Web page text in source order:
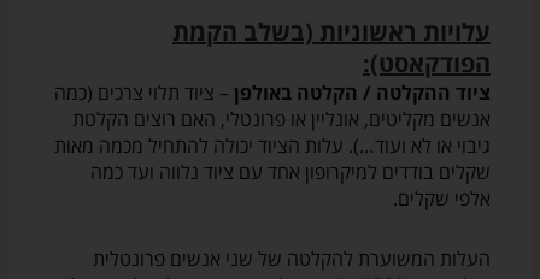
עלויות ראשוניות (בשלב הקמת
הפודקאסט):
ציוד ההקלטה / הקלטה באולפן – ציוד תלוי צרכים (כמה
אנשים מקליטים, אונליין או פרונטלי, האם רוצים הקלטת
גיבוי או לא ועוד…). עלות הציוד יכולה להתחיל מכמה מאות
שקלים בודדים למיקרופון אחד עם ציוד נלווה ועד כמה
אלפי שקלים.
העלות המשוערת להקלטה של שני אנשים פרונטלית